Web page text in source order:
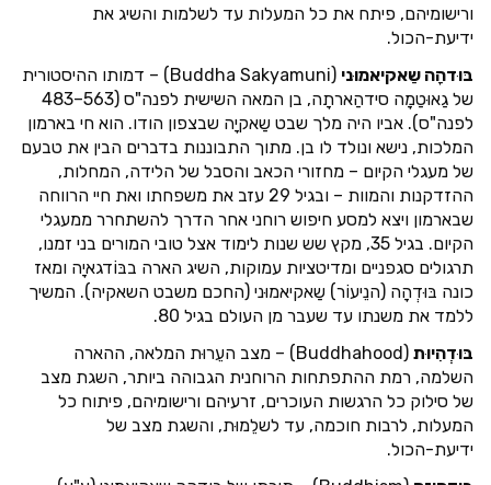
ורישומיהם, פיתח את כל המעלות עד לשלמות והשיג את
ידיעת-הכול.
בּוּדהָה שַאקיאמוּני
(Buddha Sakyamuni) – דמותו ההיסטורית
של גַאוּטַמָה סידהַארתָה, בן המאה השישית לפנה"ס (563–483
לפנה"ס). אביו היה מלך שבט שַאקיָה שבצפון הודו. הוא חי בארמון
המלכות, נישא ונולד לו בן. מתוך התבוננות בדברים הבין את טבעם
של מעגלי הקיום – מחזורי הכאב והסבל של הלידה, המחלות,
ההזדקנות והמוות – ובגיל 29 עזב את משפחתו ואת חיי הרווחה
שבארמון ויצא למסע חיפוש רוחני אחר הדרך להשתחרר ממעגלי
הקיום. בגיל 35, מקץ שש שנות לימוד אצל טובי המורים בני זמנו,
תרגולים סגפניים ומדיטציות עמוקות, השיג הארה בבּוֹדגאיָה ומאז
כונה בּוּדְהָה (הנֵיעוֹר) שַאקיאמוּני (החכם משבט השאקיה). המשיך
ללמד את משנתו עד שעבר מן העולם בגיל 80.
בּוּדְהִיוּת
(Buddhahood) – מצב העֵרוּת המלאה, ההארה
השלמה, רמת ההתפתחות הרוחנית הגבוהה ביותר, השגת מצב
של סילוק כל הרגשות העוכרים, זרעיהם ורישומיהם, פיתוח כל
המעלות, לרבות חוכמה, עד לשלֵמוּת, והשגת מצב של
ידיעת-הכול.